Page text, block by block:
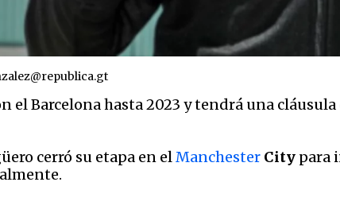
el Barcelona hasta 2023 y tendrá una
cerró su etapa en elManchester City para